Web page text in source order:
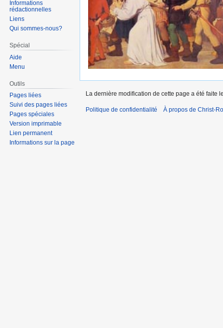
Informations
rédactionnelles
Liens
Qui sommes-nous?
Spécial
Aide
Menu
Outils
Pages liées
Suivi des pages liées
Pages spéciales
Version imprimable
Lien permanent
Informations sur la page
La dernière modification de cette page a été faite
Politique de confidentialité À propos de Christ-